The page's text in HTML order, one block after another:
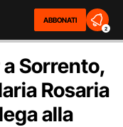
ABBONATI
2
Sorrento,
Rosaria
alla